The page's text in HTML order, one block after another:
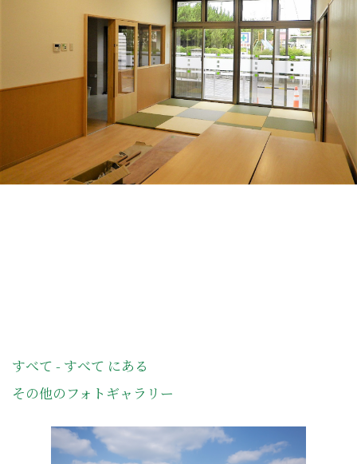
すべて - すべて にある
その他のフォトギャラリー